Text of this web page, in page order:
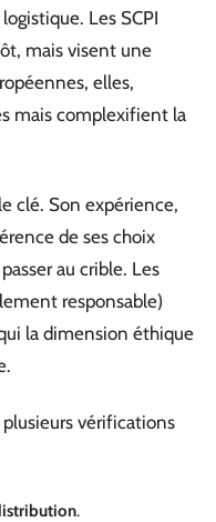
Les SCPI
mais visent une
elles,
mais complexifient la
clé. Son expérience,
de ses choix
au crible. Les
responsable)
la dimension éthique
vérifications
.